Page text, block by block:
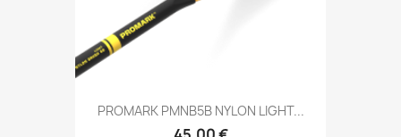
PROMARK PMNB5B NYLON LIGHT...